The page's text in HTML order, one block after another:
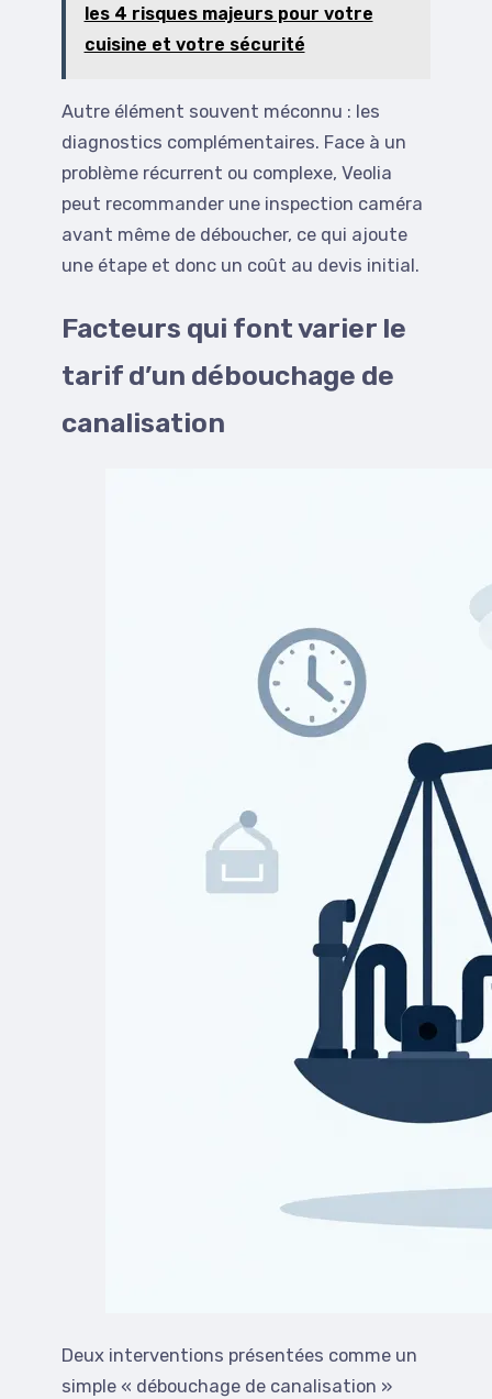
les 4 risques majeurs pour votre
cuisine et votre sécurité
Autre élément souvent méconnu : les
diagnostics complémentaires. Face à un
problème récurrent ou complexe, Veolia
peut recommander une inspection caméra
avant même de déboucher, ce qui ajoute
une étape et donc un coût au devis initial.
Facteurs qui font varier le
tarif d’un débouchage de
canalisation
Deux interventions présentées comme un
simple « débouchage de canalisation »